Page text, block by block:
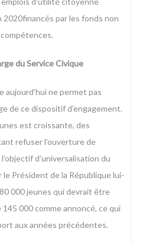
par les fonds non
du Service Civique
aujourd’hui ne permet pas
de ce dispositif d’engagement.
est croissante, des
refuser l’ouverture de
d’universalisation du
Président de la République lui-
000 jeunes qui devrait être
000 comme annoncé, ce qui
aux années précédentes.